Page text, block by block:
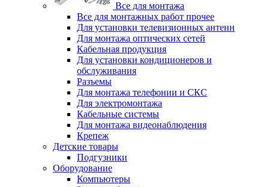
Все для монтажа
Все для монтажных работ прочее
Для установки телевизионных антенн
Для монтажа оптических сетей
Кабельная продукция
Для установки кондиционеров и
обслуживания
Разъемы
Для монтажа телефонии и СКС
Для электромонтажа
Кабельные системы
Для монтажа видеонаблюдения
Крепеж
Детские товары
Подгузники
Оборудование
Компьютеры